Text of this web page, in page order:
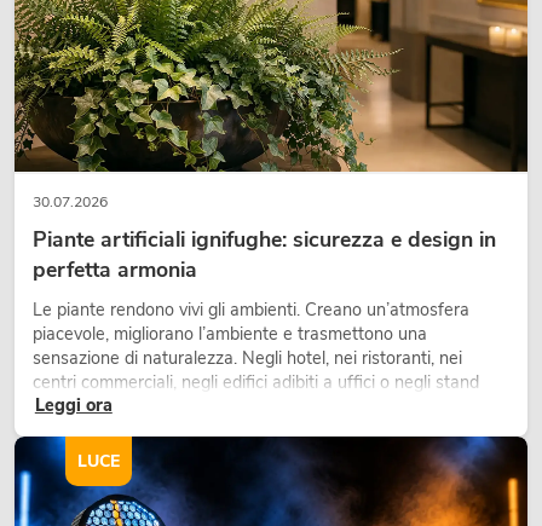
EUROLITE SD-201 Super-Bubble
Machine
No. 51705137Articolo non disponibile
30.07.2026
Piante artificiali ignifughe: sicurezza e design in
perfetta armonia
Le piante rendono vivi gli ambienti. Creano un’atmosfera
piacevole, migliorano l’ambiente e trasmettono una
sensazione di naturalezza. Negli hotel, nei ristoranti, nei
centri commerciali, negli edifici adibiti a uffici o negli stand
fieristici, una vegetazione di alta qualità è ormai parte
Leggi ora
LUCE